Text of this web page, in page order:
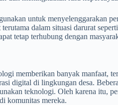
untuk menyelenggarakan
dalam situasi darurat
tetap terhubung dengan
memberikan banyak manfaat,
digital di lingkungan desa.
teknologi. Oleh karena itu,
komunitas mereka.